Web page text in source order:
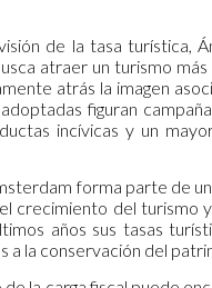
de la tasa turística,
atraer un turismo
atrás la imagen
figuran
incívicas y un
forma parte de
crecimiento del turismo
años sus tasas
a la conservación del